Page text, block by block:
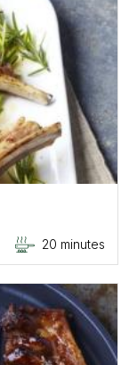
20 minutes